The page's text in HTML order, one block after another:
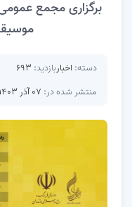
برگزاری مجمع
دسته: اخباربازدید: 693
منتشر شده در: 07 آذر 1403